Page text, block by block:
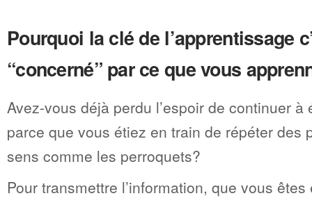
Pourquoi la clé de l’apprentissage
“concerné” par ce que vous
Avez-vous déjà perdu l’espoir de continuer à
parce que vous étiez en train de répéter des
sens comme les perroquets?
Pour transmettre l’information, que vous êtes